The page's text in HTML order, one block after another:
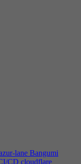
lane Bangumi
CD cloudflare